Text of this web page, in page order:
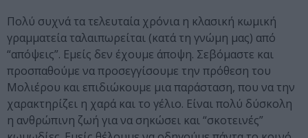
Πολύ συχνά τα τελευταία χρόνια η κλασική κωμική
γραμματεία ταλαιπωρείται (κατά τη γνώμη μας) από
“απόψεις”. Εμείς δεν έχουμε άποψη. Σεβόμαστε και
προσπαθούμε να προσεγγίσουμε την πρόθεση του
Μολιέρου και επιδιώκουμε μια παράσταση, που να την
χαρακτηρίζει η χαρά και το γέλιο. Είναι πολύ δύσκολη
η ανθρώπινη ζωή για να σηκώσει και “σκοτεινές”